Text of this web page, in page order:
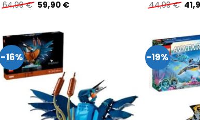
64,99€ Ursprünglicher
Preis
59,90 €Aktueller
44,99€
Preis
-16% -19%